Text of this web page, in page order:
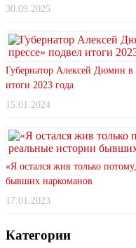
30.09.2025
Губернатор Алексей Дюмин в
итоги 2023 года
15.01.2024
«Я остался жив только
бывших наркоманов
17.01.2023
Категории